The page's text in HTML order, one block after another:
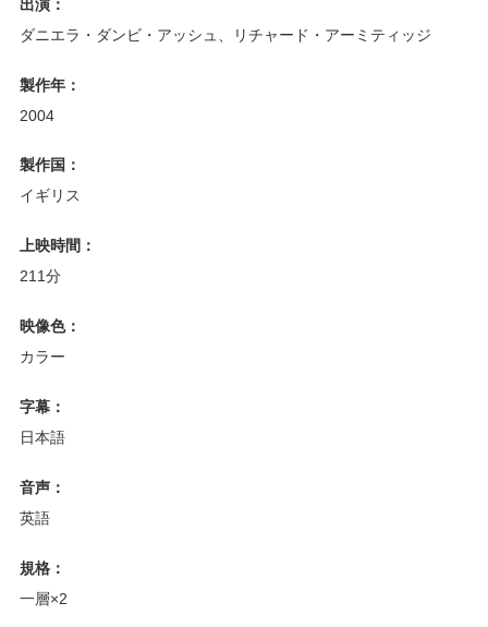
出演：
ダニエラ・ダンビ・アッシュ、リチャード・アーミティッジ
製作年：
2004
製作国：
イギリス
上映時間：
211分
映像色：
カラー
字幕：
日本語
音声：
英語
規格：
一層×2